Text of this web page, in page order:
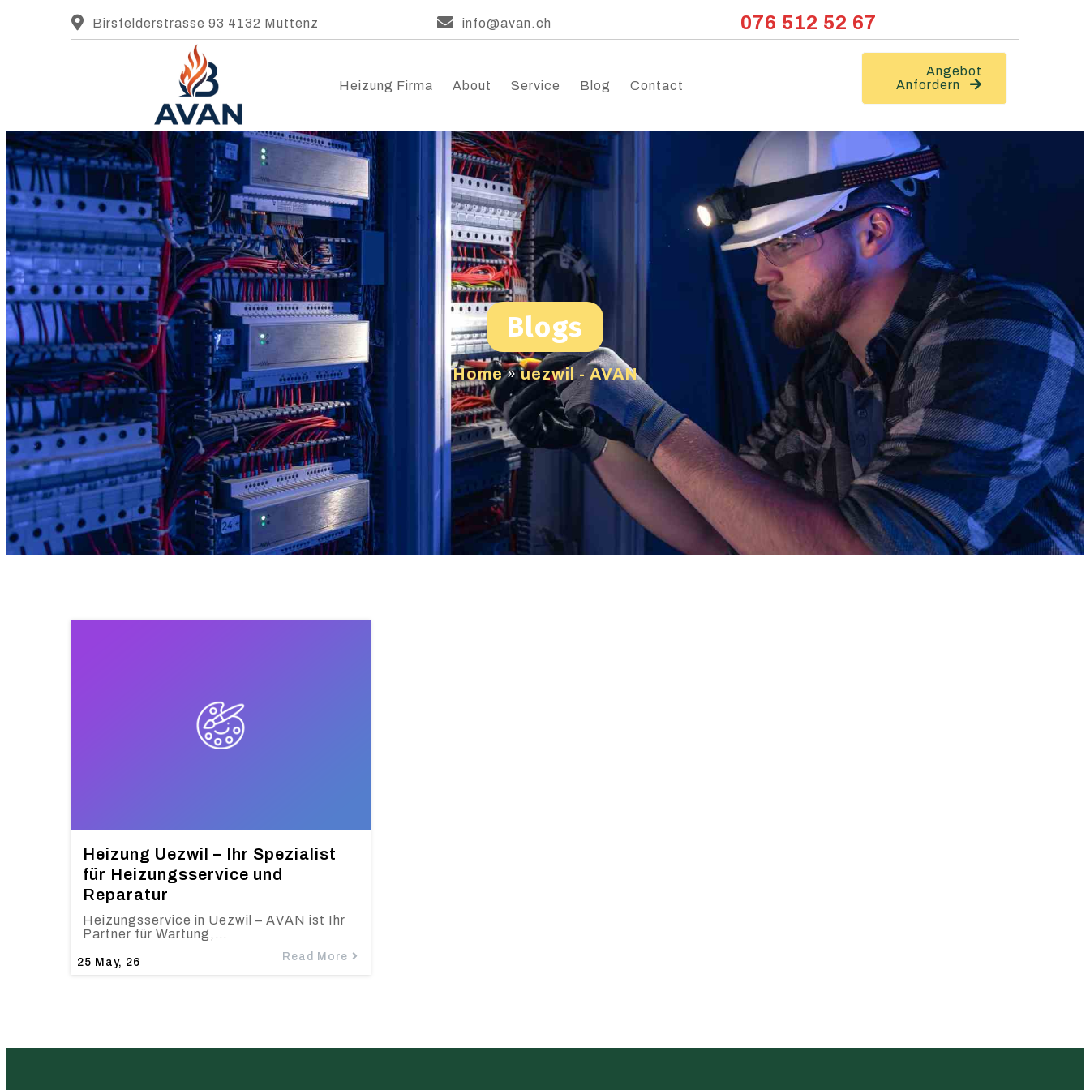
Birsfelderstrasse 93 4132 Muttenz info@avan.ch 076 512 52 67
Heizung Firma About Service Blog Contact
Angebot
Anfordern
Blogs
Home»uezwil - AVAN
Heizung Uezwil – Ihr Spezialist
für Heizungsservice und
Reparatur
25 May, 26
Heizungsservice in Uezwil – AVAN ist Ihr
Partner für Wartung,…
Read More